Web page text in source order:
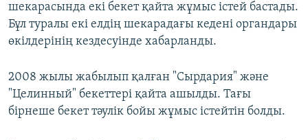
шекарасында екі бекет қайта жұмыс істей бастады.
Бұл туралы екі елдің шекарадағы кедені органдары
өкілдерінің кездесуінде хабарланды.
2008 жылы жабылып қалған "Сырдария" және
"Целинный" бекеттері қайта ашылды. Тағы
бірнеше бекет тәулік бойы жұмыс істейтін болды.